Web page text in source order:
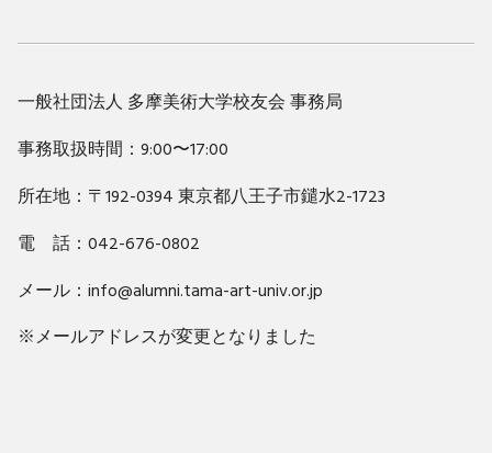
一般社団法人 多摩美術大学校友会 事務局
事務取扱時間：9:00〜17:00
所在地：〒192-0394 東京都八王子市鑓水2-1723
電 話：042-676-0802
メール：info@alumni.tama-art-univ.or.jp
※メールアドレスが変更となりました